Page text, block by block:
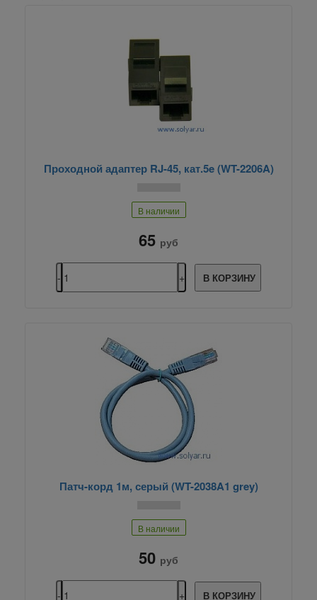
Проходной адаптер RJ-45, кат.5e (WT-2206A)
В наличии
65 руб
В КОРЗИНУ
Патч-корд 1м, серый (WT-2038A1 grey)
В наличии
50 руб
В КОРЗИНУ